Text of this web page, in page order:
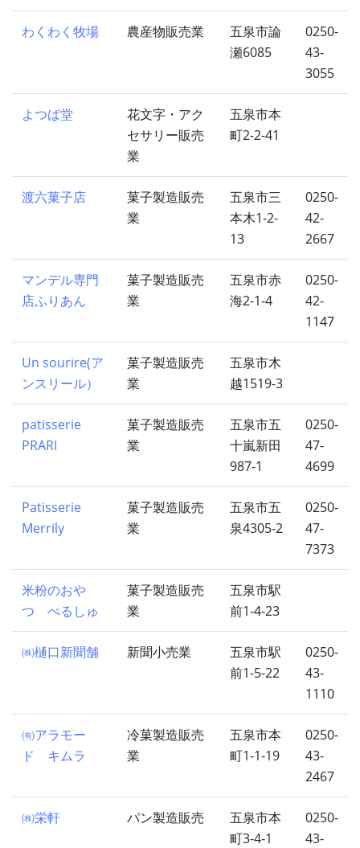
わくわく牧場 農産物販売業
五泉市論
瀬6085
0250-
43-
3055
よつば堂
花文字・アク
セサリー販売
業
五泉市本
町2-2-41
渡六菓子店
菓子製造販売
業
五泉市三
本木1-2-
13
0250-
42-
2667
マンデル専門
店ふりあん
菓子製造販売
業
五泉市赤
海2-1-4
0250-
42-
1147
Un sourire(ア
ンスリール）
菓子製造販売
業
五泉市木
越1519-3
patisserie
PRARI
菓子製造販売
業
五泉市五
十嵐新田
987-1
0250-
47-
4699
Patisserie
Merrily
菓子製造販売
業
五泉市五
泉4305-2
0250-
47-
7373
米粉のおや
つ ぺるしゅ
菓子製造販売
業
五泉市駅
前1-4-23
㈱樋口新聞舗 新聞小売業
五泉市駅
前1-5-22
0250-
43-
1110
㈲アラモー
ド キムラ
冷菓製造販売
業
五泉市本
町1-1-19
0250-
43-
2467
㈱栄軒 パン製造販売
五泉市本
町3-4-1
0250-
43-